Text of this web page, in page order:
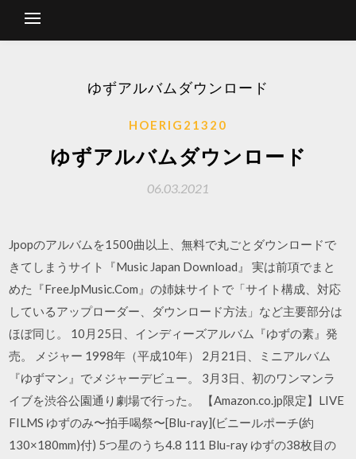
ゆずアルバムダウンロード
HOERIG21320
ゆずアルバムダウンロード
06.03.2021
Jpopのアルバムを1500曲以上、無料で丸ごとダウンロードで
きてしまうサイト『Music Japan Download』 実は前項でまと
めた『FreeJpMusic.Com』の姉妹サイトで「サイト構成、対応
しているアップローダー、ダウンロード方法」など主要部分は
ほぼ同じ。 10月25日、インディーズアルバム『ゆずの素』発
売。 メジャー 1998年（平成10年） 2月21日、ミニアルバム
『ゆずマン』でメジャーデビュー。 3月3日、初のワンマンラ
イブを渋谷公園通り劇場で行った。 【Amazon.co.jp限定】LIVE
FILMS ゆずのみ〜拍手喝祭〜[Blu-ray](ビニールポーチ(約
130×180mm)付) 5つ星のうち4.8 111 Blu-ray ゆずの38枚目の